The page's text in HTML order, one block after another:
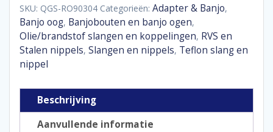
-
11,2
mm
aantal
SKU: QGS-RO90304 Categorieën: Adapter & Banjo,
Banjo oog, Banjobouten en banjo ogen,
Olie/brandstof slangen en koppelingen, RVS en
Stalen nippels, Slangen en nippels, Teflon slang en
nippel
Beschrijving
Aanvullende informatie